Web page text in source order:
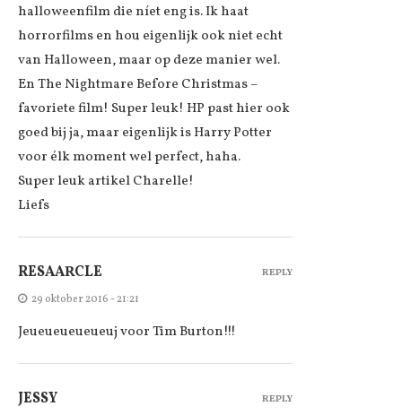
halloweenfilm die níet eng is. Ik haat
horrorfilms en hou eigenlijk ook niet echt
van Halloween, maar op deze manier wel.
En The Nightmare Before Christmas –
favoriete film! Super leuk! HP past hier ook
goed bij ja, maar eigenlijk is Harry Potter
voor élk moment wel perfect, haha.
Super leuk artikel Charelle!
Liefs
RESAARCLE
29 oktober 2016 - 21:21
Jeueueueueueuj voor Tim Burton!!!
REPLY
JESSY REPLY